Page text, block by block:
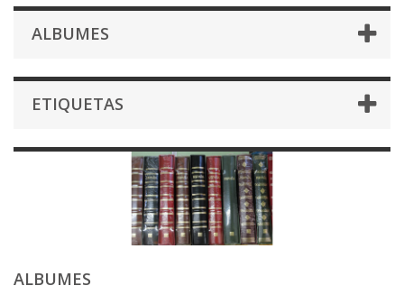
ALBUMES
ETIQUETAS
ALBUMES